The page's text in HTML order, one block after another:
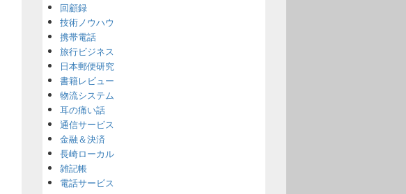
回顧録
技術ノウハウ
携帯電話
旅行ビジネス
日本郵便研究
書籍レビュー
物流システム
耳の痛い話
通信サービス
金融＆決済
長崎ローカル
雑記帳
電話サービス